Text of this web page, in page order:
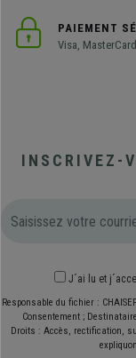
PAIEMENT
Visa,
INSCRIVEZ-
J´ai lu et
Responsable du fichier :
Consentement ;
Droits : Accès, rectification,